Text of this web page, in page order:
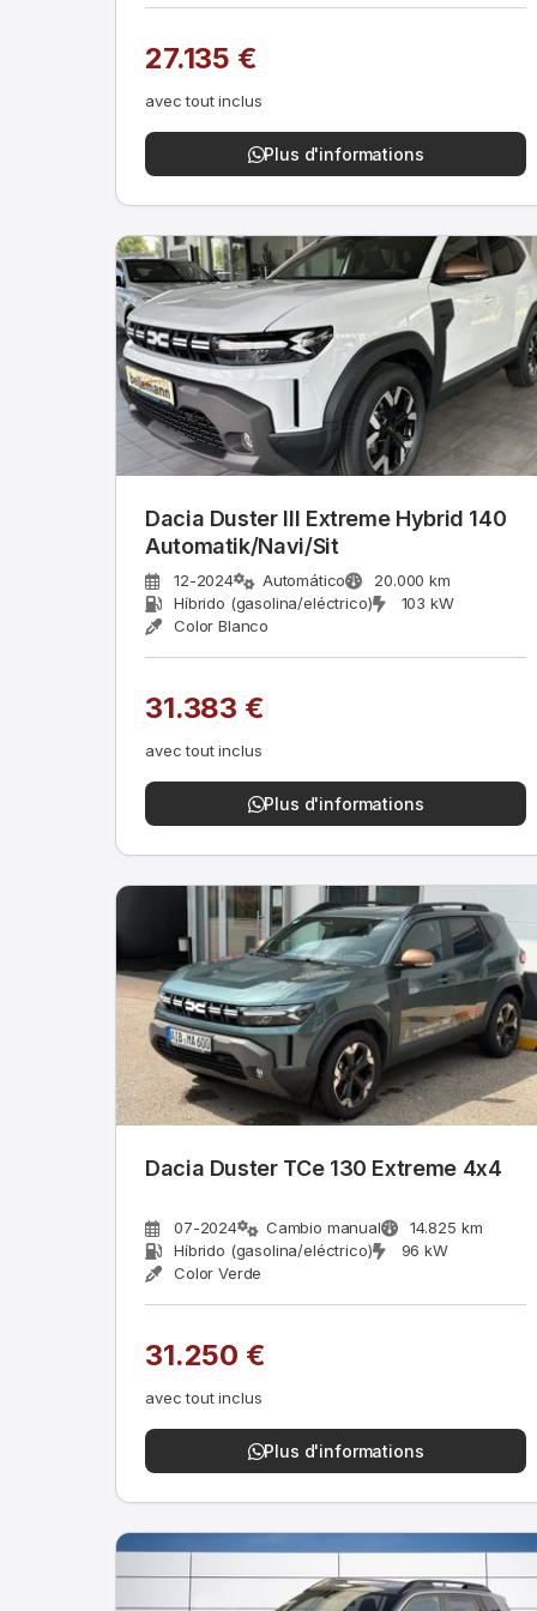
27.135 €
avec tout inclus
Plus d'informations
Dacia Duster III Extreme Hybrid 140
Automatik/Navi/Sit
12-2024 Automático
20.000 km
Híbrido (gasolina/eléctrico)
103 kW
Color Blanco
31.383 €
avec tout inclus
Plus d'informations
Dacia Duster TCe 130 Extreme 4x4
07-2024 Cambio manual
14.825 km
Híbrido (gasolina/eléctrico)
96 kW
Color Verde
31.250 €
avec tout inclus
Plus d'informations